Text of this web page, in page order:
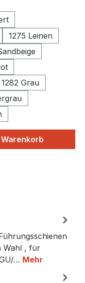
1275 Leinen
1282 Grau
Wahl , für
… Mehr